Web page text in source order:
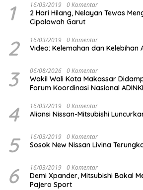
1 16/03/2019 0 Komentar
2 Hari Hilang, Nelayan Tewas
Cipalawah Garut
2 16/03/2019 0 Komentar
Video: Kelemahan dan Kelebihan
3 06/08/2026 0 Komentar
Wakil Wali Kota Makassar
Forum Koordinasi Nasional
4 16/03/2019 0 Komentar
Aliansi Nissan-Mitsubishi
5 16/03/2019 0 Komentar
Sosok New Nissan Livina
6 16/03/2019 0 Komentar
Demi Xpander, Mitsubishi Bakal
Pajero Sport